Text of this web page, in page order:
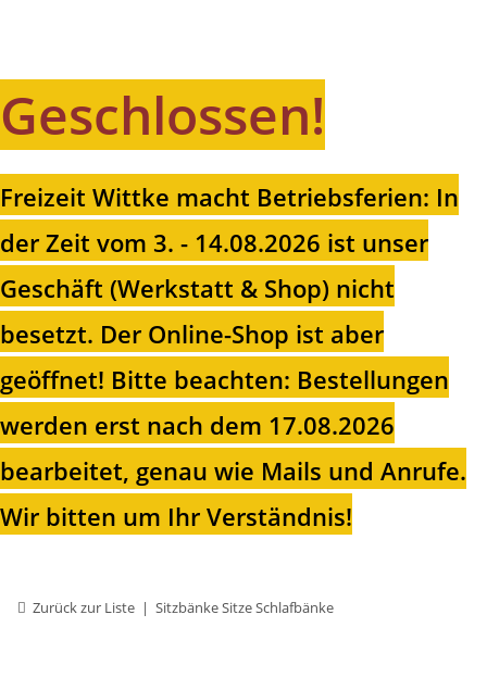
Geschlossen!
Freizeit Wittke macht Betriebsferien: In
der Zeit vom 3. - 14.08.2026 ist unser
Geschäft (Werkstatt & Shop) nicht
besetzt. Der Online-Shop ist aber
geöffnet! Bitte beachten: Bestellungen
werden erst nach dem 17.08.2026
bearbeitet, genau wie Mails und Anrufe.
Wir bitten um Ihr Verständnis!
Zurück zur Liste Sitzbänke Sitze Schlafbänke